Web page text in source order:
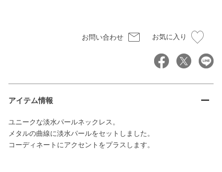
お問い合わせ お気に入り
アイテム情報
ユニークな淡水パールネックレス。
メタルの曲線に淡水パールをセットしました。
コーディネートにアクセントをプラスします。